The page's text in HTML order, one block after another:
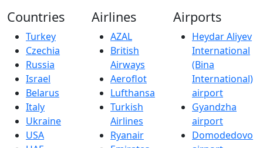
Countries
Turkey
Czechia
Russia
Israel
Belarus
Italy
Ukraine
USA
Airlines
AZAL
British
Airways
Aeroflot
Lufthansa
Turkish
Airlines
Ryanair
Airports
Heydar Aliyev
International
(Bina
International)
airport
Gyandzha
airport
Domodedovo